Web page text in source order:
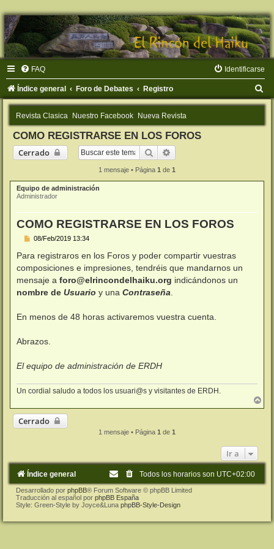
FAQ Identificarse
Índice general Foro de Debates Registro
u
Revista Clasica Nuestro Facebook Nueva Revista
COMO REGISTRARSE EN LOS FOROS
Cerrado
Buscar
1 mensaje • Página 1 de 1
Equipo de administración
Administrador
COMO REGISTRARSE EN LOS FOROS
M
n
a
j
e
08/Feb/2019 13:34
Para registraros en los Foros y poder compartir vuestras
composiciones e impresiones, tendréis que mandarnos un
mensaje a foro@elrincondelhaiku.org indicándonos un
nombre de Usuario y una Contraseña
En menos de 48 horas activaremos vuestra cuenta.
Abrazos.
El equipo de administración de ERDH
Un cordial saludo a todos los usuari@s y visitantes de ERDH.
r
Cerrado
1 mensaje • Página 1 de 1
Ir a
Índice general Todos los horarios son UTC+02:00
Desarrollado por phpBB® Forum Software © phpBB Limited
Traducción al español por phpBB España
Style: Green-Style by Joyce&Luna phpBB-Style-Design